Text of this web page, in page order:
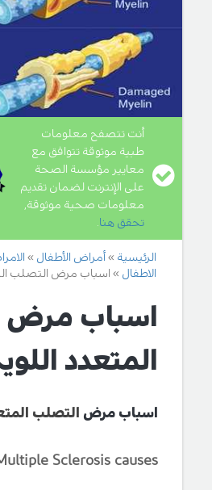
أنت تتصفح معلومات
طبية موثوقة تتوافق مع
معايير مؤسسة الصحة
على الإنترنت لضمان تقديم
معلومات صحية موثوقة,
تحقق هنا.
الرئيسية أمراض الأطفال
الاطفال
اسباب مرض التصلب
اسباب مرض
المتعدد
اسباب مرض التصلب
Sclerosis causes